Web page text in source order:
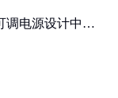
调电源设计中的